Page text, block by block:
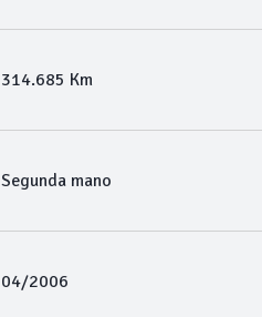
314.685 Km
Segunda mano
04/2006